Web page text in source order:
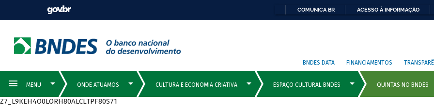
COMUNICA BR ACESSO À INFORMAÇÃO
BNDES DATA FINANCIAMENTOS
Z7_L9KEH4O0LORH80ALCLTPF80S71